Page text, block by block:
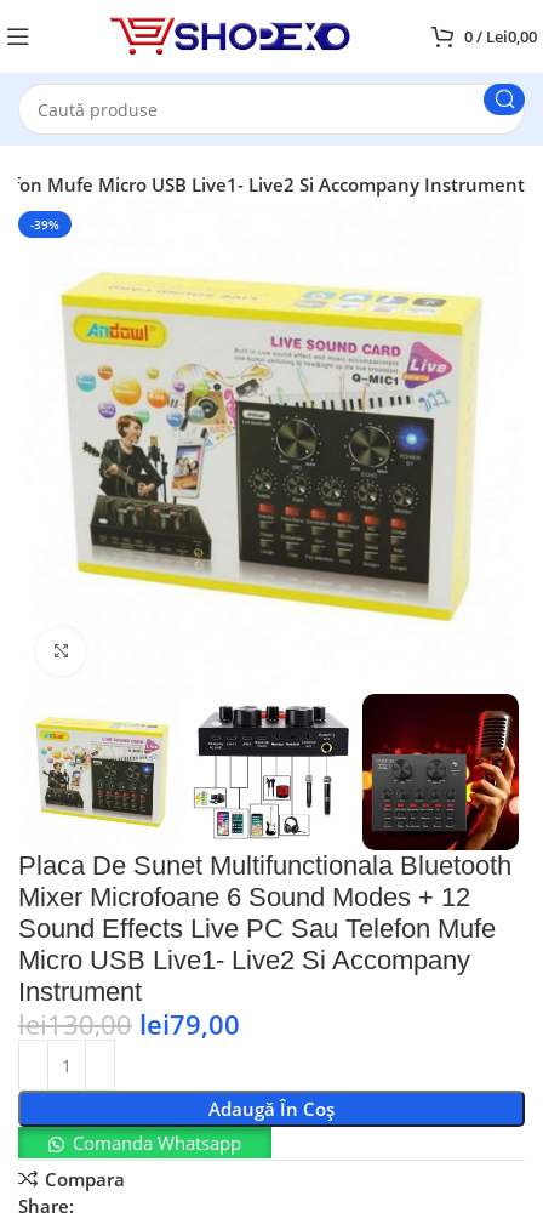
0/ Lei0,00
Mufe Micro USB Live1- Live2 Si Accompany Instrument
-39%
Placa De Sunet Multifunctionala Bluetooth
Mixer Microfoane 6 Sound Modes + 12
Sound Effects Live PC Sau Telefon Mufe
Micro USB Live1- Live2 Si Accompany
Instrument
lei130,00 lei79,00
Adaugă În Coș
Comanda Whatsapp
Compara
Share: